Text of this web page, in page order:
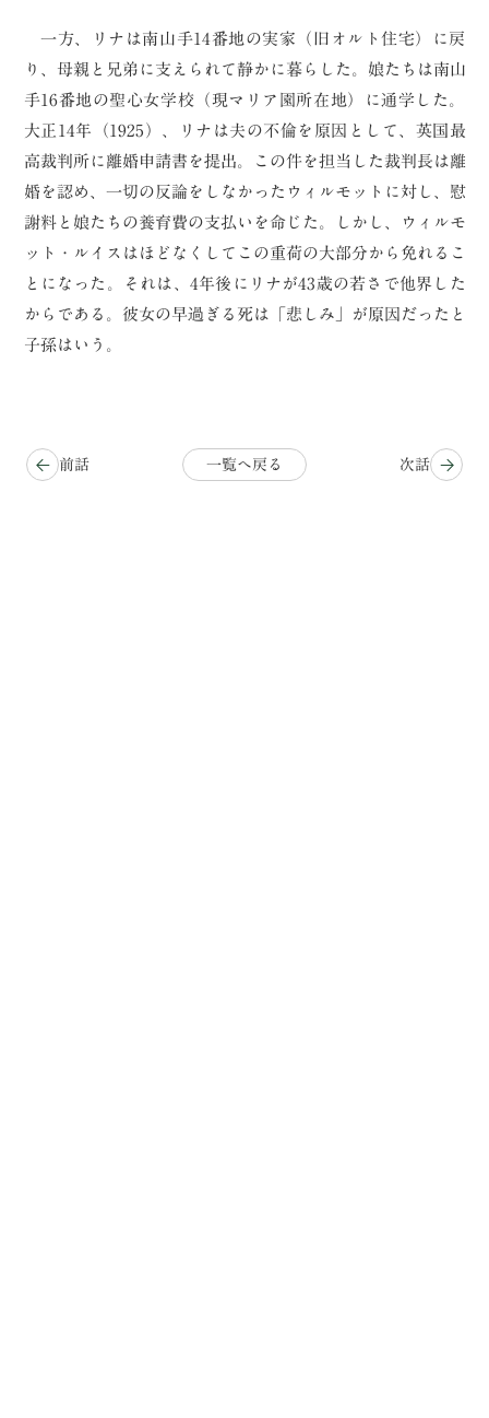
一方、リナは南山手14番地の実家（旧オルト住宅）に戻
り、母親と兄弟に支えられて静かに暮らした。娘たちは南山
手16番地の聖心女学校（現マリア園所在地）に通学した。
大正14年（1925）、リナは夫の不倫を原因として、英国最
高裁判所に離婚申請書を提出。この件を担当した裁判長は離
婚を認め、一切の反論をしなかったウィルモットに対し、慰
謝料と娘たちの養育費の支払いを命じた。しかし、ウィルモ
ット・ルイスはほどなくしてこの重荷の大部分から免れるこ
とになった。それは、4年後にリナが43歳の若さで他界した
からである。彼女の早過ぎる死は「悲しみ」が原因だったと
子孫はいう。
前話 次話
一覧へ戻る